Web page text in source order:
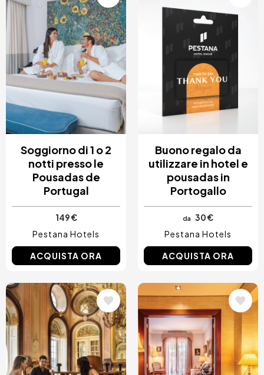
Soggiorno di 1 o 2
notti presso le
Pousadas de
Portugal
149 €
Pestana Hotels
ACQUISTA ORA
Buono regalo da
utilizzare in hotel e
pousadas in
Portogallo
da 30 €
Pestana Hotels
ACQUISTA ORA
Immagine Immagine